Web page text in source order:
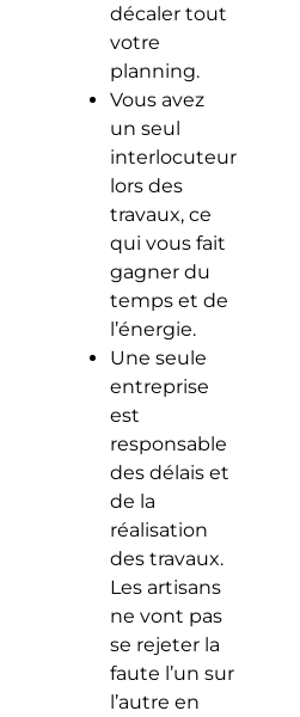
décaler tout
votre
planning.
Vous avez
un seul
interlocuteur
lors des
travaux, ce
qui vous fait
gagner du
temps et de
l’énergie.
Une seule
entreprise
est
responsable
des délais et
de la
réalisation
des travaux.
Les artisans
ne vont pas
se rejeter la
faute l’un sur
l’autre en